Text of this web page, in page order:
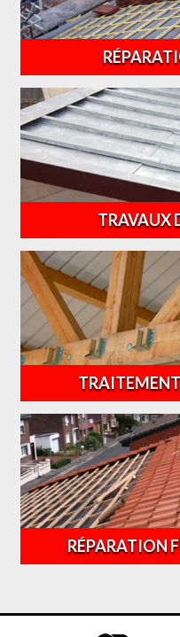
TRAVAUX
RÉPARATION